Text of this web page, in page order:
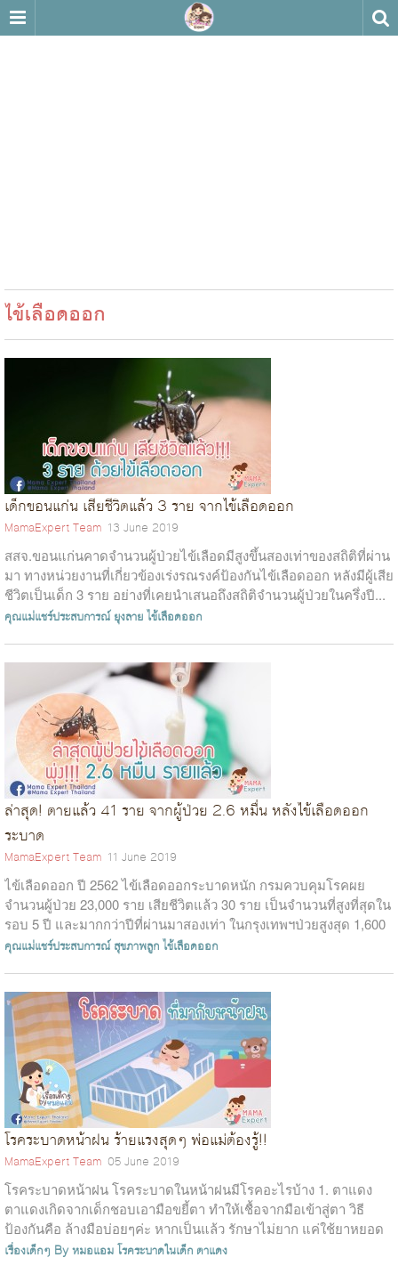
ไข้เลือดออก
เด็กขอนแก่น เสียชีวิตแล้ว 3 ราย จากไข้เลือดออก
MamaExpert Team 13 June 2019
สสจ.ขอนแก่นคาดจำนวนผู้ป่วยไข้เลือดมีสูงขึ้นสองเท่าของสถิติที่ผ่าน
มา ทางหน่วยงานที่เกี่ยวข้องเร่งรณรงค์ป้องกันไข้เลือดออก หลังมีผู้เสีย
ชีวิตเป็นเด็ก 3 ราย อย่างที่เคยนำเสนอถึงสถิติจำนวนผู้ป่วยในครึ่งปี...
คุณแม่แชร์ประสบการณ์ ยุงลายไข้เลือดออก
ล่าสุด! ตายแล้ว 41 ราย จากผู้ป่วย 2.6 หมื่น หลังไข้เลือดออก
ระบาด
MamaExpert Team 11 June 2019
ไข้เลือดออก ปี 2562 ไข้เลือดออกระบาดหนัก กรมควบคุมโรคผย
จำนวนผู้ป่วย 23,000 ราย เสียชีวิตแล้ว 30 ราย เป็นจำนวนที่สูงที่สุดใน
รอบ 5 ปี และมากกว่าปีที่ผ่านมาสองเท่า ในกรุงเทพฯป่วยสูงสุด 1,600
ราย ล่าสุดต...
คุณแม่แชร์ประสบการณ์ สุขภาพลูกไข้เลือดออก
โรคระบาดหน้าฝน ร้ายแรงสุดๆ พ่อแม่ต้องรู้!!
MamaExpert Team 05 June 2019
โรคระบาดหน้าฝน โรคระบาดในหน้าฝนมีโรคอะไรบ้าง 1. ตาแดง
ตาแดงเกิดจากเด็กชอบเอามือขยี้ตา ทำให้เชื้อจากมือเข้าสู่ตา วิธี
ป้องกันคือ ล้างมือบ่อยๆค่ะ หากเป็นแล้ว รักษาไม่ยาก แค่ใช้ยาหยอด
ตา หรือบา...
เรื่องเด็กๆ By หมอแอมโรคระบาดในเด็ก ตาแดง